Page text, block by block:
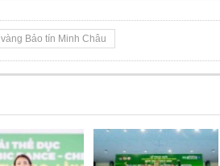
vàng Bảo tín Minh Châu